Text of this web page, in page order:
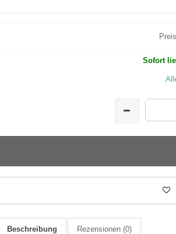
Preis
Sofort
Beschreibung Rezensionen (0)